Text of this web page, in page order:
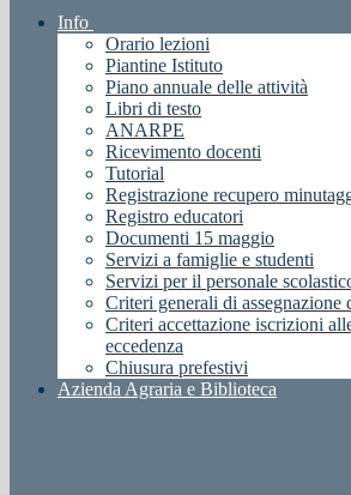
Info
Orario lezioni
Piantine Istituto
Piano annuale delle attività
Libri di testo
ANARPE
Ricevimento docenti
Tutorial
Registrazione recupero
Registro educatori
Documenti 15 maggio
Servizi a famiglie e studenti
Servizi per il personale
Criteri generali di assegnazione
Criteri accettazione iscrizioni
eccedenza
Chiusura prefestivi
Azienda Agraria e Biblioteca